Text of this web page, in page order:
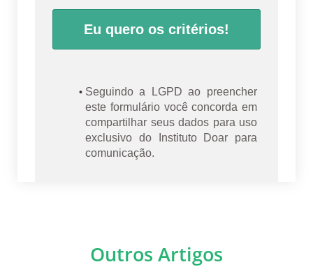
Eu quero os critérios!
Seguindo a LGPD ao preencher
este formulário você concorda em
compartilhar seus dados para uso
exclusivo do Instituto Doar para
comunicação.
Outros Artigos